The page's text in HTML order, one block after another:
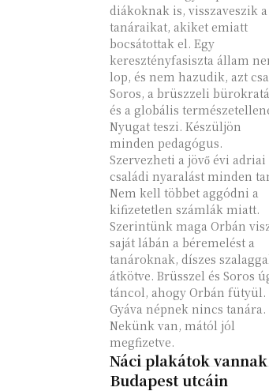
diákoknak is, visszaveszik a
tanáraikat, akiket emiatt
bocsátottak el. Egy
keresztényfasiszta állam
lop, és nem hazudik, azt
Soros, a brüszzeli
és a globális
Nyugat teszi. Készüljön
minden pedagógus.
Szervezheti a jövő évi adriai
családi nyaralást minden
Nem kell többet aggódni a
kifizetetlen számlák miatt.
Szerintünk maga Orbán
saját lábán a béremelést a
tanároknak, díszes
átkötve. Brüsszel és Soros
táncol, ahogy Orbán fütyül.
Gyáva népnek nincs tanára.
Nekünk van, mától jól
megfizetve.
Náci plakátok vannak
Budapest utcáin